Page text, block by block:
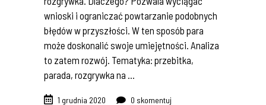
wnioski i ograniczać powtarzanie podobnych
błędów w przyszłości. W ten sposób para
może doskonalić swoje umiejętności. Analiza
to zatem rozwój. Tematyka: przebitka,
parada, rozgrywka na
1 grudnia 2020 0 skomentuj